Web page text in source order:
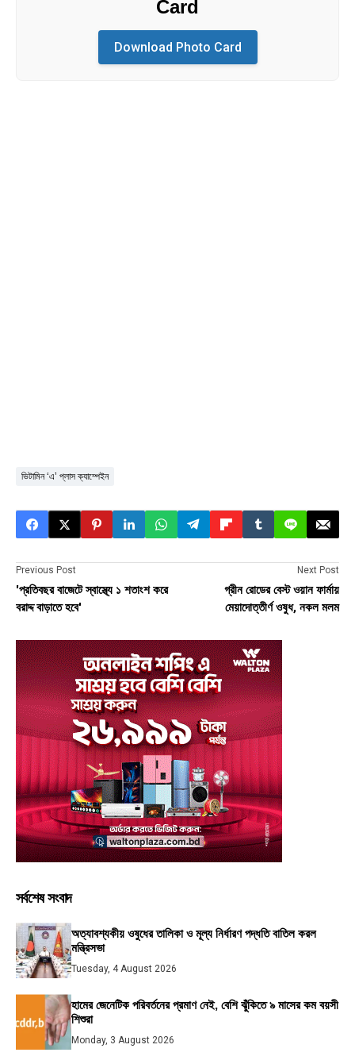
Card
Download Photo Card
ভিটামিন ‘এ’ প্লাস ক্যাম্পেইন
Previous Post
'প্রতিবছর বাজেটে স্বাস্থ্যে ১ শতাংশ করে
বরাদ্দ বাড়াতে হবে'
Next Post
গ্রীন রোডের বেস্ট ওয়ান ফার্মায়
মেয়াদোত্তীর্ণ ওষুধ, নকল মলম
সর্বশেষ সংবাদ
অত্যাবশ্যকীয় ওষুধের তালিকা ও মূল্য নির্ধারণ পদ্ধতি বাতিল করল
মন্ত্রিসভা
Tuesday, 4 August 2026
হামের জেনেটিক পরিবর্তনের প্রমাণ নেই, বেশি ঝুঁকিতে ৯ মাসের কম বয়সী
শিশুরা
Monday, 3 August 2026